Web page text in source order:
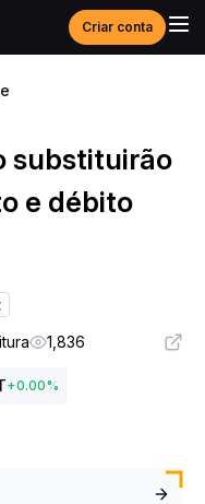
Criar conta
substituirão
e débito
1,836
+0.00%